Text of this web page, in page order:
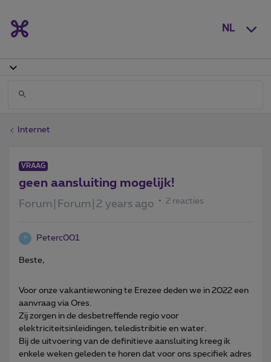
NL
Internet
VRAAG
geen aansluiting mogelijk!
Forum|Forum|2 years ago 2 reacties
P Peterc001
Beste,
Voor onze vakantiewoning te Erezee deden we in 2022 een
aanvraag via Ores.
Zij zorgen in de desbetreffende regio voor
elektriciteitsinleidingen, teledistribitie en water.
Bij de uitvoering van de definitieve aansluiting kreeg ik
enkele weken geleden te horen dat voor ons specifiek adres